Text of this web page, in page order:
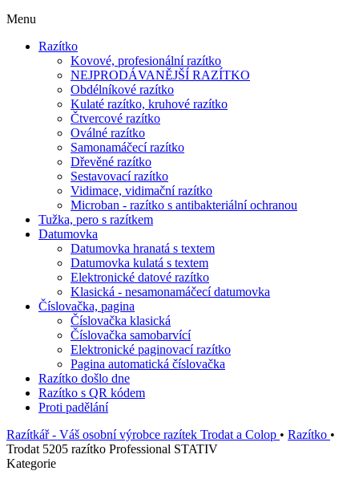
Menu
Razítko
Kovové, profesionální razítko
NEJPRODÁVANĚJŠÍ RAZÍTKO
Obdélníkové razítko
Kulaté razítko, kruhové razítko
Čtvercové razítko
Oválné razítko
Samonamáčecí razítko
Dřevěné razítko
Sestavovací razítko
Vidimace, vidimační razítko
Microban - razítko s antibakteriální ochranou
Tužka, pero s razítkem
Datumovka
Datumovka hranatá s textem
Datumovka kulatá s textem
Elektronické datové razítko
Klasická - nesamonamáčecí datumovka
Číslovačka, pagina
Číslovačka klasická
Číslovačka samobarvící
Elektronické paginovací razítko
Pagina automatická číslovačka
Razítko došlo dne
Razítko s QR kódem
Proti padělání
Razítkář - Váš osobní výrobce razítek Trodat a Colop • Razítko •
Trodat 5205 razítko Professional STATIV
Kategorie